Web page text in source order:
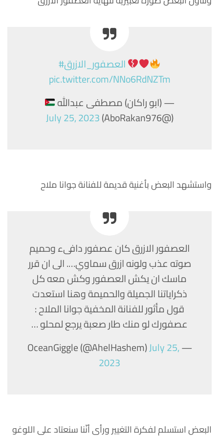
#العصفور_الازرق
pic.twitter.com/NNo6RdNZTm
— (ابو راكان) مصطفى عبدالله
(@AboRakan976)
July 25, 2023
واستشهد البعض بأغنية قديمة للفنانة جوانا ملاح
العصفور الازرق كان عصفور دافىء وحميم
صوته عذب ولونه ازرق سماوي…. الى ان قرر
ماسك ان يكش العصفور وكش معه كل
ذكراياتنا الجميلة والحميمة وهنا استعدت
قول مأثور للفنانة المخفية جوانا الملاح :
عصفورك لو منك طار صعبة يرجع لمحلو …
— OceanGiggle (@AhelHashem)
July 25,
2023
البعض استسلم لفكرة التغيير ورأى أنّنا سنعتاد على اللوغو